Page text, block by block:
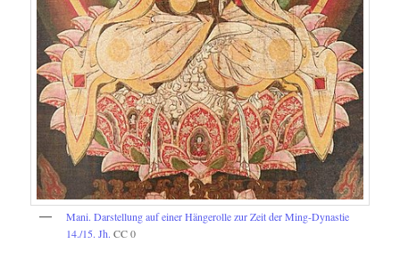
Mani. Darstellung auf einer Hängerolle zur Zeit der Ming-Dynastie
14./15. Jh. CC 0